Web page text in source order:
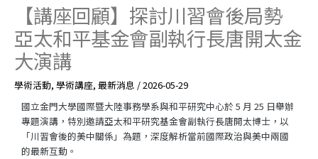
【講座回顧】探討川習會後局勢
亞太和平基金會副執行長唐開太金
大演講
學術活動, 學術講座, 最新消息 /2026-05-29
國立金門大學國際暨大陸事務學系與和平研究中心於 5 月 25 日舉辦
專題演講，特別邀請亞太和平研究基金會副執行長唐開太博士，以
「川習會後的美中關係」為題，深度解析當前國際政治與美中兩國
的最新互動。